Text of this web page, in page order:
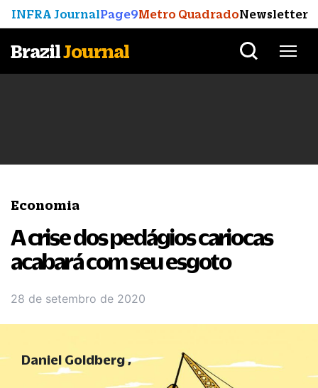
INFRA JournalPage9Metro QuadradoNewsletter
BrazilJournal
Economia
A crise dos pedágios cariocas
acabará com seu esgoto
28 de setembro de 2020
Daniel Goldberg